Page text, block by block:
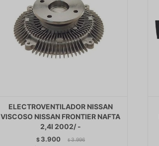
ELECTROVENTILADOR NISSAN
VISCOSO NISSAN FRONTIER NAFTA
2,4I 2002/ -
$ 3.900 $ 3.996